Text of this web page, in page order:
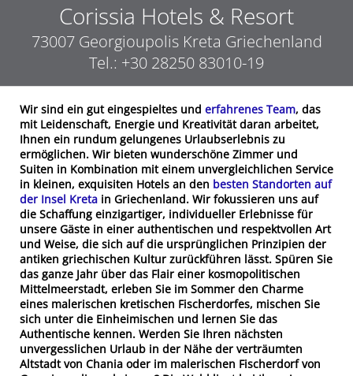
Corissia Hotels & Resort
73007 Georgioupolis Kreta Griechenland
Tel.: +30 28250 83010-19
Wir sind ein gut eingespieltes und erfahrenes Team, das
mit Leidenschaft, Energie und Kreativität daran arbeitet,
Ihnen ein rundum gelungenes Urlaubserlebnis zu
ermöglichen. Wir bieten wunderschöne Zimmer und
Suiten in Kombination mit einem unvergleichlichen Service
in kleinen, exquisiten Hotels an den besten Standorten auf
der Insel Kreta in Griechenland. Wir fokussieren uns auf
die Schaffung einzigartiger, individueller Erlebnisse für
unsere Gäste in einer authentischen und respektvollen Art
und Weise, die sich auf die ursprünglichen Prinzipien der
antiken griechischen Kultur zurückführen lässt. Spüren Sie
das ganze Jahr über das Flair einer kosmopolitischen
Mittelmeerstadt, erleben Sie im Sommer den Charme
eines malerischen kretischen Fischerdorfes, mischen Sie
sich unter die Einheimischen und lernen Sie das
Authentische kennen. Werden Sie Ihren nächsten
unvergesslichen Urlaub in der Nähe der verträumten
Altstadt von Chania oder im malerischen Fischerdorf von